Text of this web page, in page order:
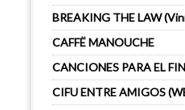
BREAKING THE LAW
CAFFË MANOUCHE
CANCIONES PARA EL
CIFU ENTRE AMIGOS